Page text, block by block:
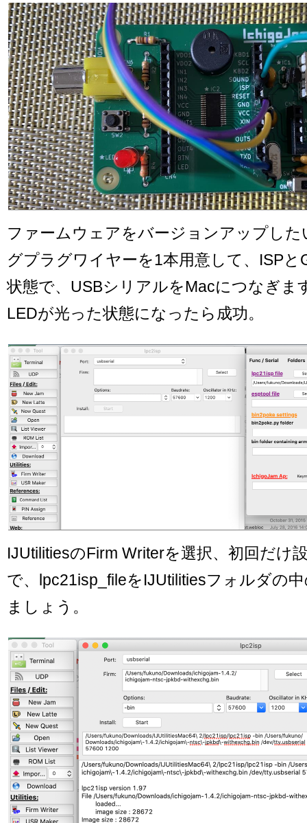
ファームウェアをバージョンアップし
グプラグワイヤーを1本用意して、ISPと
状態で、USBシリアルをMacにつなぎま
LEDが光った状態になったら成功。
IJUtilitiesのFirm Writerを選択、初回だけ
で、lpc21isp_fileをIJUtilitiesフォルダの
ましょう。